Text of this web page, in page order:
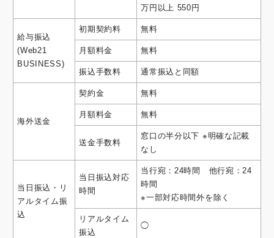
万円以上 550円
給与振込
(Web21
BUSINESS)
初期契約料 無料
月額料金 無料
振込手数料 通常振込と同額
海外送金
契約金 無料
月額料金 無料
送金手数料
窓口の半分以下 ※明確な記載
なし
当日振込・リ
アルタイム振
込
当日振込対応
時間
当行宛：24時間 他行宛：24
時間
※一部対応時間外を除く
リアルタイム
振込
◯